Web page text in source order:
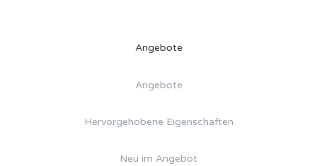
Angebote
Angebote
Hervorgehobene Eigenschaften
Neu im Angebot